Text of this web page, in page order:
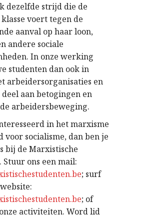
dezelfde strijd die de
voert tegen de
aanval op haar loon,
andere sociale
In onze werking
studenten dan ook in
arbeidersorganisaties en
aan betogingen en
arbeidersbeweging.
in het marxisme
voor socialisme, dan ben je
bij de Marxistische
Stuur ons een mail:
; surf
; of
activiteiten. Word lid